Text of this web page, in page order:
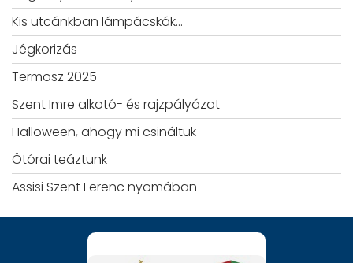
Kis utcánkban lámpácskák…
Jégkorizás
Termosz 2025
Szent Imre alkotó- és rajzpályázat
Halloween, ahogy mi csináltuk
Ötórai teáztunk
Assisi Szent Ferenc nyomában